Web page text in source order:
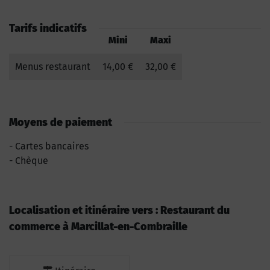
Tarifs indicatifs
Mini Maxi
Menus restaurant 14,00 € 32,00 €
Moyens de paiement
Cartes bancaires
Chèque
Localisation et itinéraire vers : Restaurant du
commerce à Marcillat-en-Combraille